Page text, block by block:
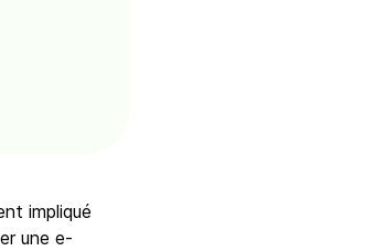
impliqué
une e-